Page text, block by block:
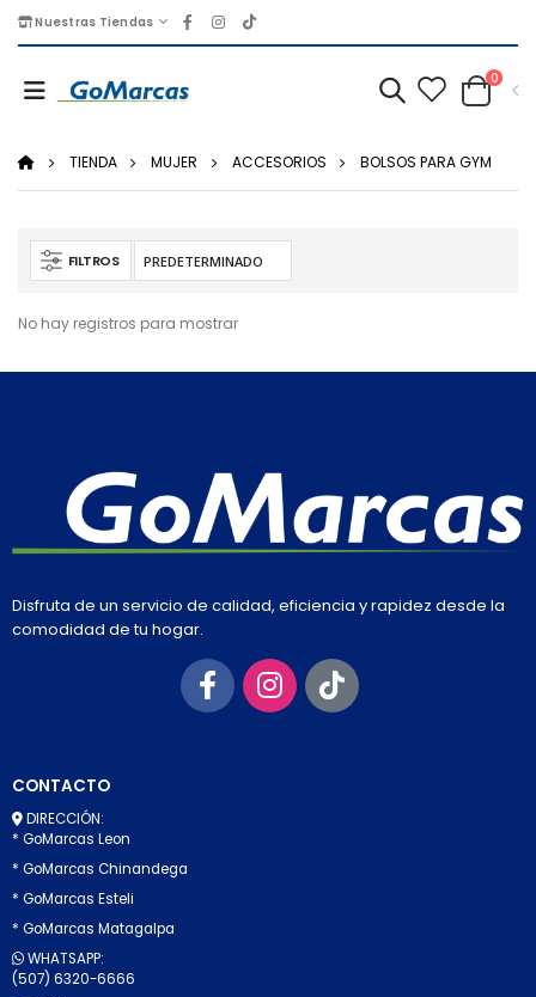
Nuestras Tiendas
0
TIENDA MUJER ACCESORIOS BOLSOS PARA GYM
FILTROS
No hay registros para mostrar
Disfruta de un servicio de calidad, eficiencia y rapidez desde la
comodidad de tu hogar.
CONTACTO
DIRECCIÓN:
* GoMarcas Leon
* GoMarcas Chinandega
* GoMarcas Esteli
* GoMarcas Matagalpa
WHATSAPP:
(507) 6320-6666